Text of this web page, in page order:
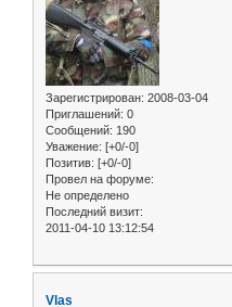
Зарегистрирован: 2008-03-04
Приглашений: 0
Сообщений: 190
Уважение: [+0/-0]
Позитив: [+0/-0]
Провел на форуме:
Не определено
Последний визит:
2011-04-10 13:12:54
Vlas